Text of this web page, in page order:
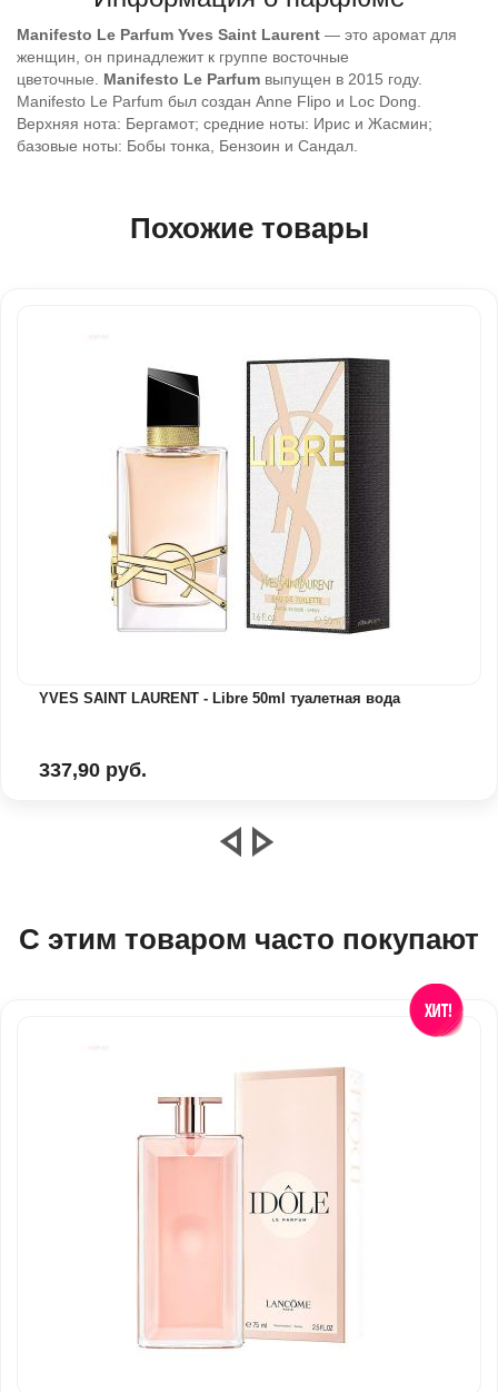
Manifesto Le Parfum Yves Saint Laurent — это аромат для
женщин, он принадлежит к группе восточные
цветочные. Manifesto Le Parfum выпущен в 2015 году.
Manifesto Le Parfum был создан Anne Flipo и Loc Dong.
Верхняя нота: Бергамот; средние ноты: Ирис и Жасмин;
базовые ноты: Бобы тонка, Бензоин и Сандал.
Похожие товары
YVES SAINT LAURENT - Libre 50ml туалетная вода
337,90 руб.
С этим товаром часто покупают